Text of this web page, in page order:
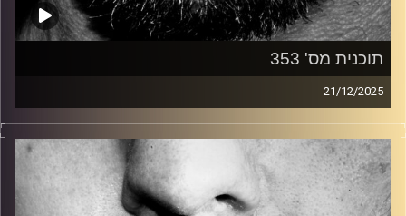
תוכנית מס' 353
21/12/2025
זיפים, מוזיקה מחוספסת של הופעות חיות. הרבה ג'אם, רוק,
בלוז, bluegrass, ג'אז, Fאנק, פרוגרסיב ואפילו אלקטרוניקה.
כל מה שחי, אמיתי ונושם.
עם שמוליק רגב.